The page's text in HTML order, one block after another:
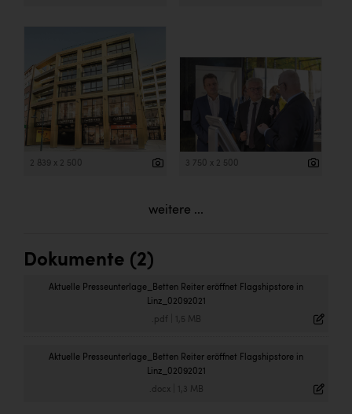
2 839 x 2 500 3 750 x 2 500
weitere ...
Dokumente (2)
Aktuelle Presseunterlage_Betten Reiter eröffnet Flagshipstore in
Linz_02092021
.pdf 1,5 MB
Aktuelle Presseunterlage_Betten Reiter eröffnet Flagshipstore in
Linz_02092021
.docx| 1,3 MB